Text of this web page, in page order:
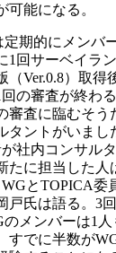
可能になる。
期的にメンバ
1回サーベイラ
（Ver.0.8）取得
の審査が終わ
審査に臨むそう
タントがいまし
社内コンサル
たに担当した人
とTOPICA委
戸氏は語る。3
メンバーは1
すでに半数が